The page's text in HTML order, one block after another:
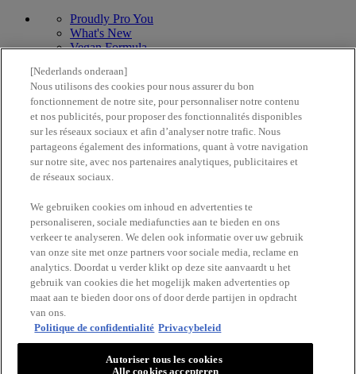
Proudly Pro You
What's New
Vegan Formula
Fier de nos talents artistiquesl
with lovefrom los angeles
Contact us
Find a store
Follow us
©2024 NYX PROFESSIONAL MAKEUP
Plan du site
Confidentialité et sécurité
Conditions générales d'utilisation
[Nederlands onderaan]
Nous utilisons des cookies pour nous assurer du bon
fonctionnement de notre site, pour personnaliser notre contenu
et nos publicités, pour proposer des fonctionnalités disponibles
sur les réseaux sociaux et afin d’analyser notre trafic. Nous
partageons également des informations, quant à votre navigation
sur notre site, avec nos partenaires analytiques, publicitaires et
de réseaux sociaux.
We gebruiken cookies om inhoud en advertenties te
personaliseren, sociale mediafuncties aan te bieden en ons
verkeer te analyseren. We delen ook informatie over uw gebruik
van onze site met onze partners voor sociale media, reclame en
analytics. Doordat u verder klikt op deze site aanvaardt u het
gebruik van cookies die het mogelijk maken advertenties op
maat aan te bieden door ons of door derde partijen in opdracht
van ons.
Politique de confidentialité Privacybeleid
Autoriser tous les cookies
Alle cookies accepteren